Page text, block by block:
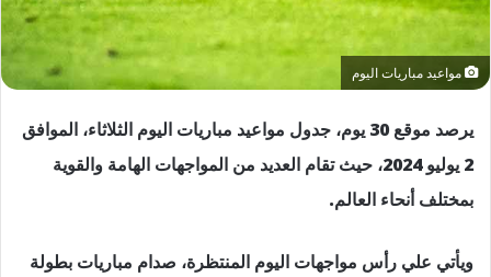
مواعيد مباريات اليوم
يرصد موقع 30 يوم، جدول مواعيد مباريات اليوم الثلاثاء، الموافق
2 يوليو 2024، حيث تقام العديد من المواجهات الهامة والقوية
بمختلف أنحاء العالم.
ويأتي علي رأس مواجهات اليوم المنتظرة، صدام مباريات بطولة